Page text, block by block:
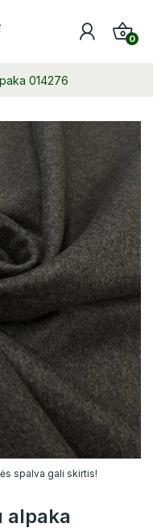
0
014276
spalva gali skirtis!
alpaka